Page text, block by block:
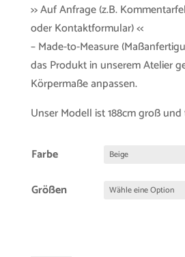
>> Auf Anfrage (z.B.
oder Kontaktformular) <<
– Made-to-Measure
das Produkt in unserem Atelier
Körpermaße anpassen.
Unser Modell ist 188cm groß
Farbe
Größen